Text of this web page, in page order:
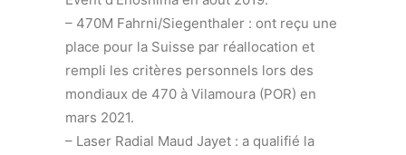
– 470M Fahrni/Siegenthaler : ont reçu une
place pour la Suisse par réallocation et
rempli les critères personnels lors des
mondiaux de 470 à Vilamoura (POR) en
mars 2021.
– Laser Radial Maud Jayet : a qualifié la